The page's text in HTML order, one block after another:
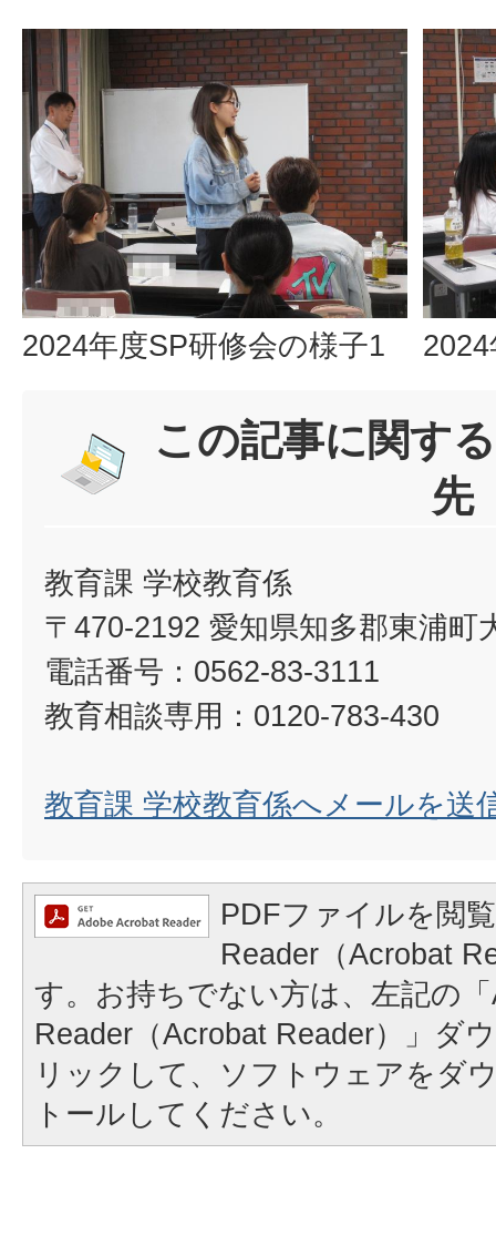
2024年度SP研修会の様子1
この記事に関す
先
教育課 学校教育係
〒470-2192 愛知県知多郡東浦町
電話番号：0562-83-3111
教育相談専用：0120-783-430
教育課 学校教育係へメールを送
PDFファイルを閲
Reader（Acrobat
す。お持ちでない方は、左記の
Reader（Acrobat Reader）」ダ
リックして、ソフトウェアをダ
トールしてください。